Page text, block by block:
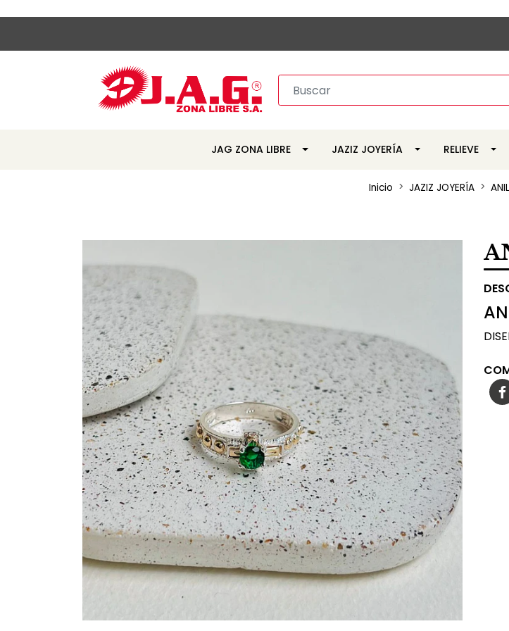
JAG ZONA LIBRE JAZIZ JOYERÍA RELIEVE
Inicio JAZIZ JOYERÍA